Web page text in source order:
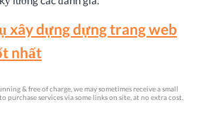
xây dựng dựng trang web
nhất
& free of charge, we may sometimes receive a small
purchase services via some links on site, at no extra cost.